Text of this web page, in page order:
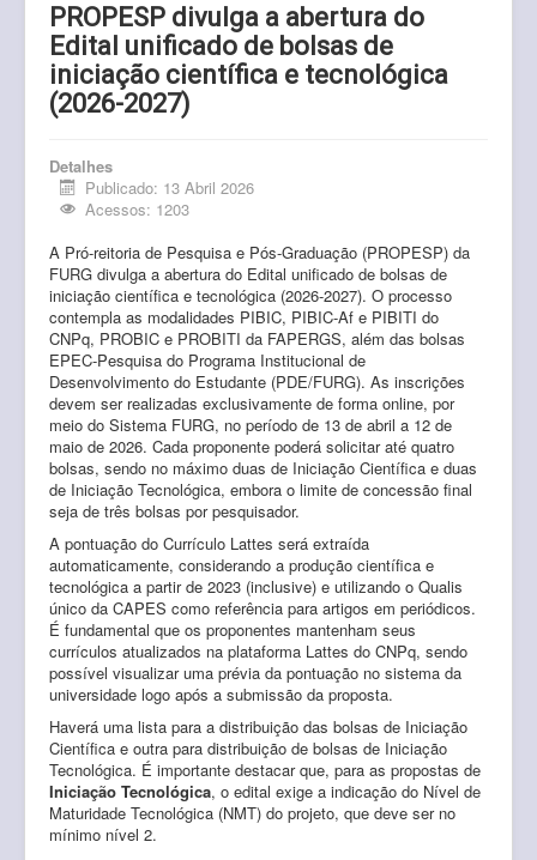
Internacionalização.
Editais
Eventos
Contato
PROPESP divulga a abertura do
Edital unificado de bolsas de
iniciação científica e tecnológica
(2026-2027)
Detalhes
Publicado: 13 Abril 2026
Acessos: 1203
A Pró-reitoria de Pesquisa e Pós-Graduação (PROPESP) da
FURG divulga a abertura do Edital unificado de bolsas de
iniciação científica e tecnológica (2026-2027). O processo
contempla as modalidades PIBIC, PIBIC-Af e PIBITI do
CNPq, PROBIC e PROBITI da FAPERGS, além das bolsas
EPEC-Pesquisa do Programa Institucional de
Desenvolvimento do Estudante (PDE/FURG). As inscrições
devem ser realizadas exclusivamente de forma online, por
meio do Sistema FURG, no período de 13 de abril a 12 de
maio de 2026. Cada proponente poderá solicitar até quatro
bolsas, sendo no máximo duas de Iniciação Científica e duas
de Iniciação Tecnológica, embora o limite de concessão final
seja de três bolsas por pesquisador.
A pontuação do Currículo Lattes será extraída
automaticamente, considerando a produção científica e
tecnológica a partir de 2023 (inclusive) e utilizando o Qualis
único da CAPES como referência para artigos em periódicos.
É fundamental que os proponentes mantenham seus
currículos atualizados na plataforma Lattes do CNPq, sendo
possível visualizar uma prévia da pontuação no sistema da
universidade logo após a submissão da proposta.
Haverá uma lista para a distribuição das bolsas de Iniciação
Científica e outra para distribuição de bolsas de Iniciação
Tecnológica. É importante destacar que, para as propostas de
Iniciação Tecnológica, o edital exige a indicação do Nível de
Maturidade Tecnológica (NMT) do projeto, que deve ser no
mínimo nível 2.